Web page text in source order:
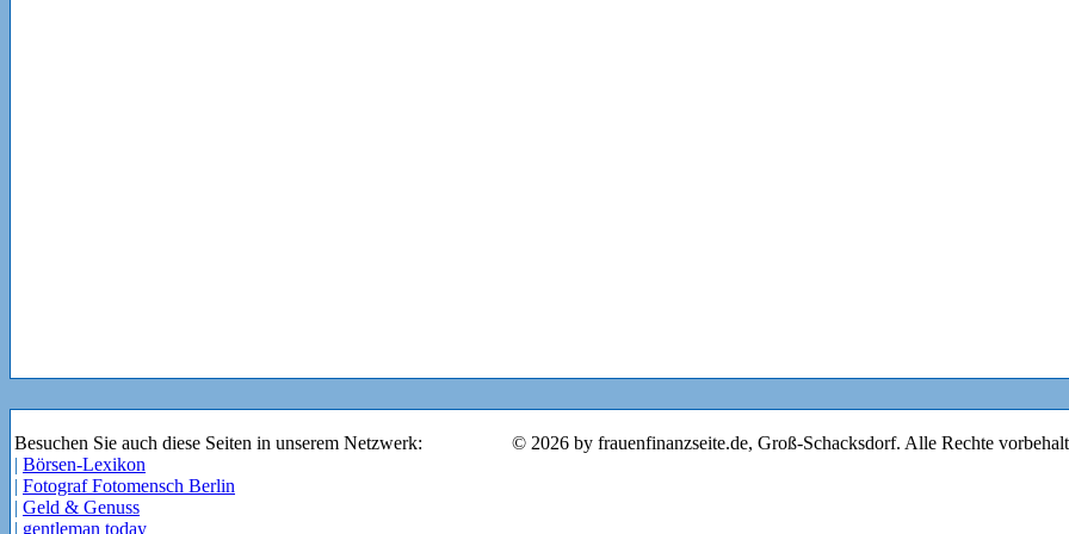
Besuchen Sie auch diese Seiten in unserem Netzwerk:
| Börsen-Lexikon
| Fotograf Fotomensch Berlin
| Geld & Genuss
| gentleman today
© 2026 by frauenfinanzseite.de, Groß-Schacksdorf. Alle Rechte